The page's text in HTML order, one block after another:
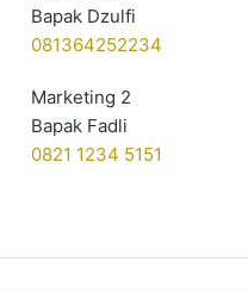
Bapak Dzulfi
081364252234
Marketing 2
Bapak Fadli
0821 1234 5151